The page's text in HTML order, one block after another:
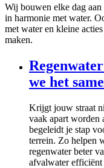
Wij bouwen elke dag
in harmonie met water.
met water en kleine
maken.
we het
Krijgt jouw straat
vaak apart worden
begeleidt je stap
terrein. Zo helpen
regenwater beter
afvalwater efficiënt